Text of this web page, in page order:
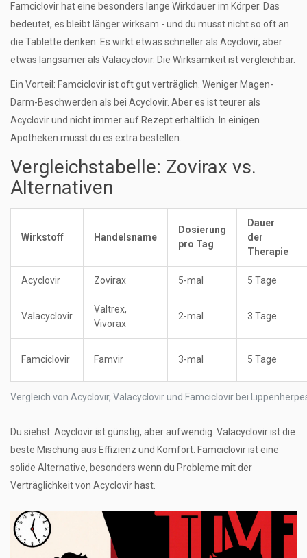
Famciclovir hat eine besonders lange Wirkdauer im Körper. Das
bedeutet, es bleibt länger wirksam - und du musst nicht so oft an
die Tablette denken. Es wirkt etwas schneller als Acyclovir, aber
etwas langsamer als Valacyclovir. Die Wirksamkeit ist vergleichbar.
Ein Vorteil: Famciclovir ist oft gut verträglich. Weniger Magen-
Darm-Beschwerden als bei Acyclovir. Aber es ist teurer als
Acyclovir und nicht immer auf Rezept erhältlich. In einigen
Apotheken musst du es extra bestellen.
Vergleichstabelle: Zovirax vs.
Alternativen
Vergleich von Acyclovir, Valacyclovir und Famciclovir bei
Wirkstoff Handelsname
Dosierung
pro Tag
Dauer
der
Therapie
Acyclovir Zovirax 5-mal 5 Tage
Valacyclovir
Valtrex,
Vivorax
2-mal 3 Tage
Famciclovir Famvir 3-mal 5 Tage
Du siehst: Acyclovir ist günstig, aber aufwendig. Valacyclovir ist die
beste Mischung aus Effizienz und Komfort. Famciclovir ist eine
solide Alternative, besonders wenn du Probleme mit der
Verträglichkeit von Acyclovir hast.